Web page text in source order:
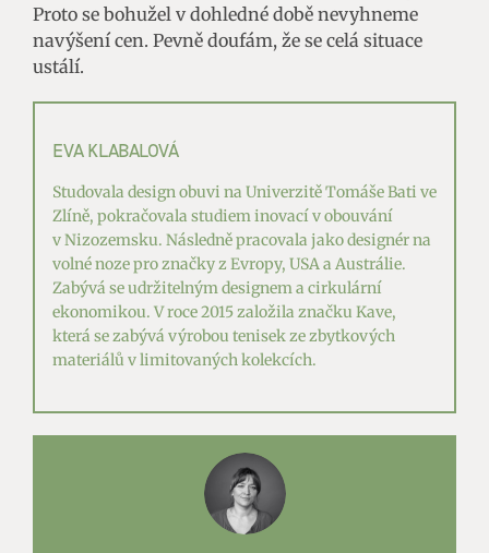
Proto se bohužel v dohledné době nevyhneme
navýšení cen. Pevně doufám, že se celá situace
ustálí.
EVA KLABALOVÁ
Studovala design obuvi na Univerzitě Tomáše Bati ve
Zlíně, pokračovala studiem inovací v obouvání
v Nizozemsku. Následně pracovala jako designér na
volné noze pro značky z Evropy, USA a Austrálie.
Zabývá se udržitelným designem a cirkulární
ekonomikou. V roce 2015 založila značku Kave,
která se zabývá výrobou tenisek ze zbytkových
materiálů v limitovaných kolekcích.